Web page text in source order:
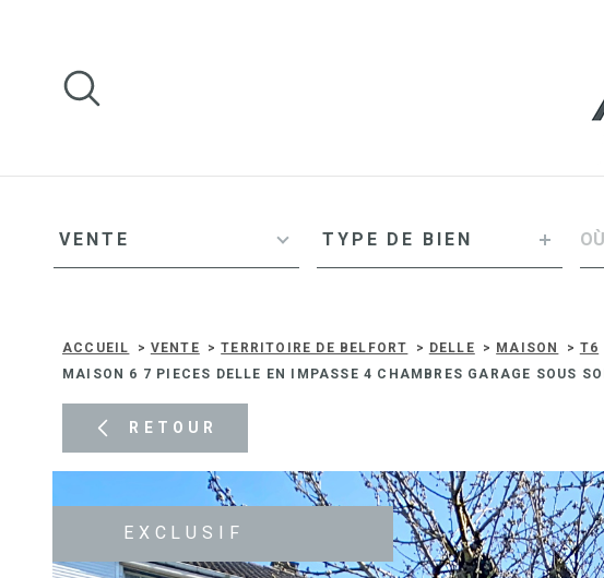
recherche
REC
HE
D'OFFRE
VENTE
DE
BIEN
TYPE DE BIEN
ACCUEIL VENTE TERRITOIRE DE BELFORT DELLE MAISON
T6
MAISON 6 7 PIECES DELLE EN IMPASSE 4 CHAMBRES GARAGE SOUS
RETOUR
EXCLUSIF